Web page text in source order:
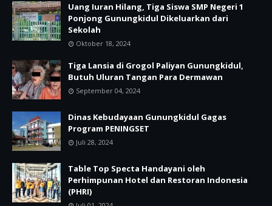
Uang Iuran Hilang, Tiga Siswa SMP Negeri 1
Ponjong Gunungkidul Dikeluarkan dari
Sekolah
Oktober 18, 2024
Tiga Lansia di Grogol Paliyan Gunungkidul,
Butuh Uluran Tangan Para Dermawan
September 04, 2024
Dinas Kebudayaan Gunungkidul Gagas
Program PENINGSET
Juli 28, 2024
Table Top Specta Handayani oleh
Perhimpunan Hotel dan Restoran Indonesia
(PHRI)